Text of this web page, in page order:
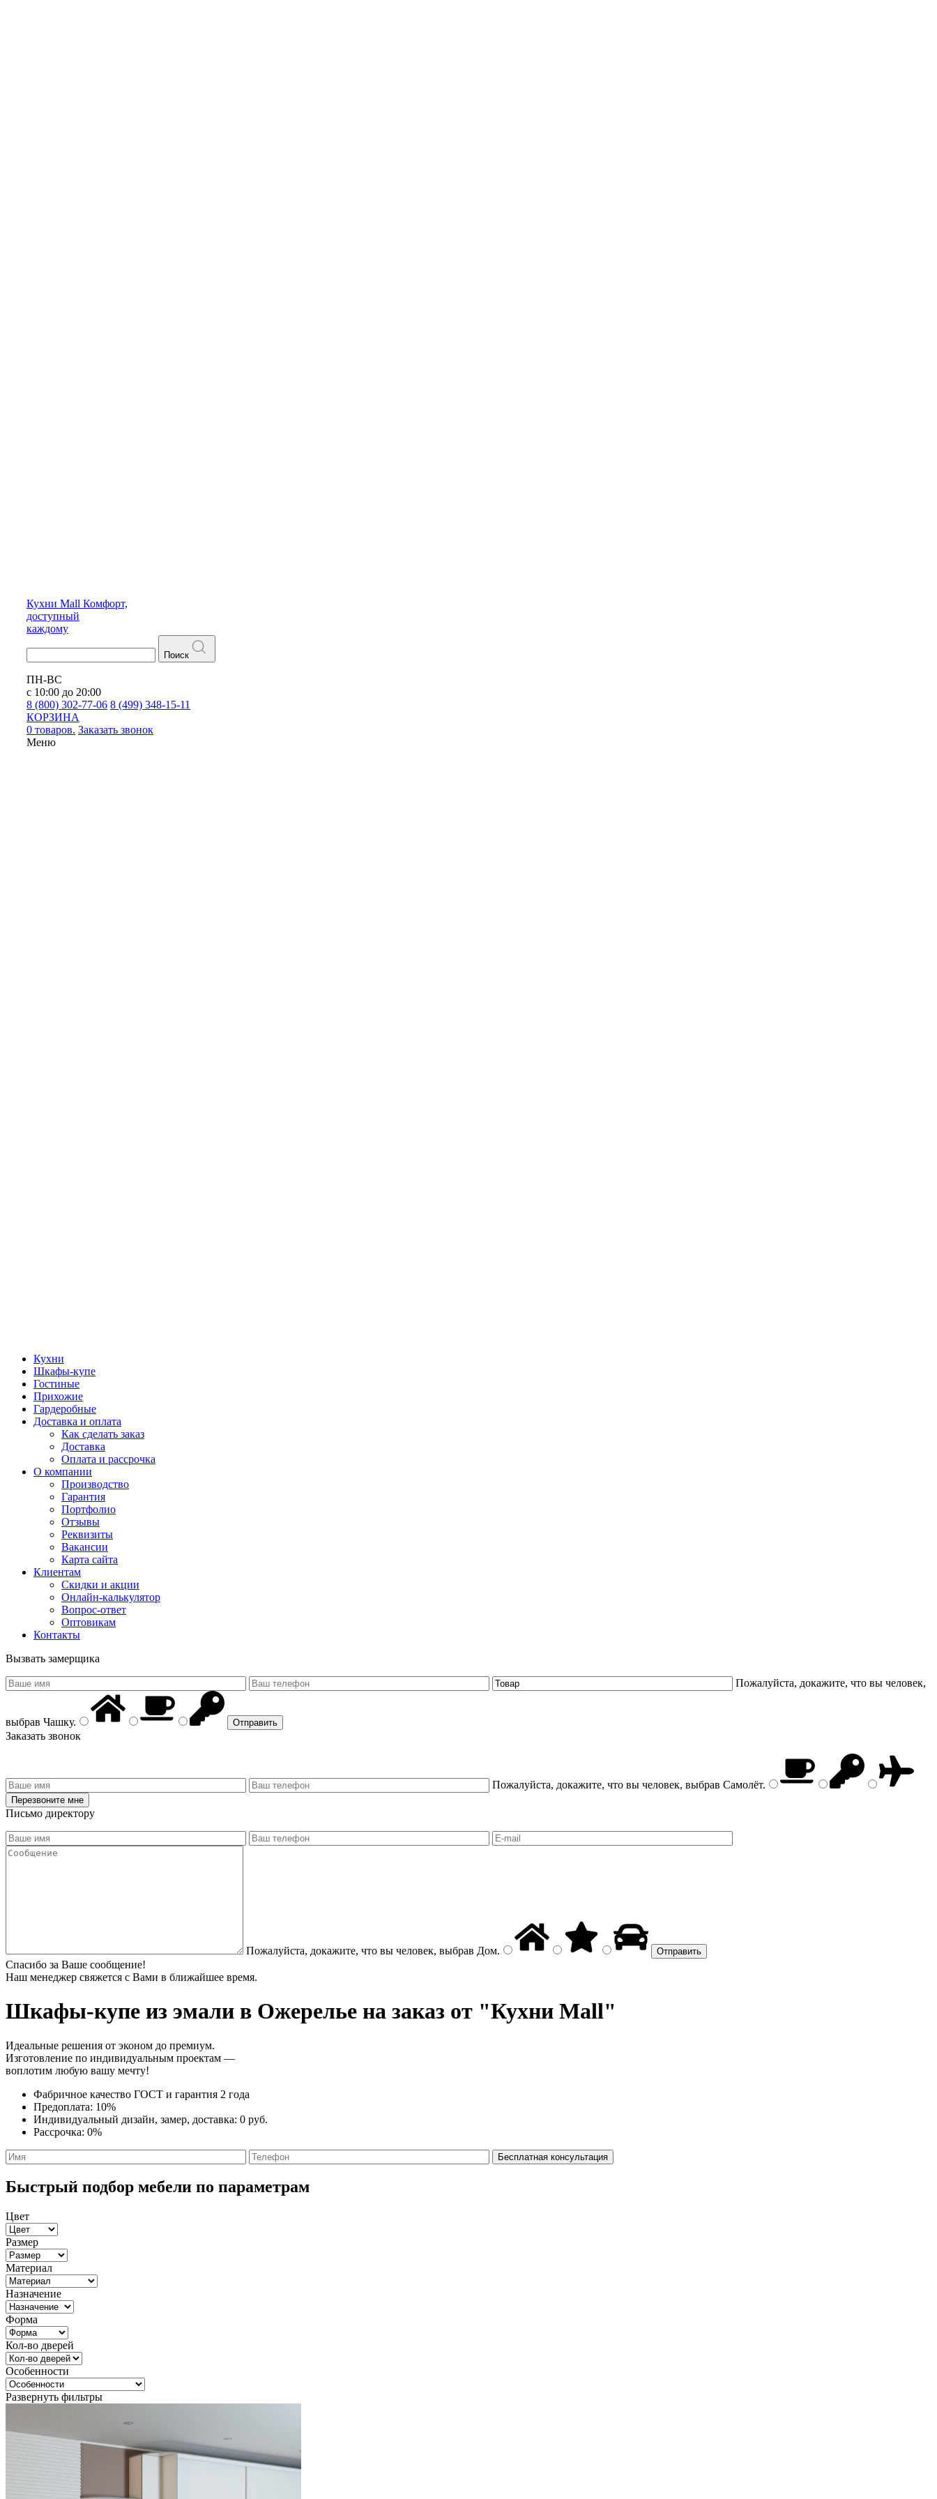
Кухни Mall Комфорт,
доступный
каждому
Поиск
ПН-ВС
с 10:00 до 20:00
8 (800) 302-77-06 8 (499) 348-15-11
КОРЗИНА
0 товаров. Заказать звонок
Меню
Кухни
Шкафы-купе
Гостиные
Прихожие
Гардеробные
Доставка и оплата
Как сделать заказ
Доставка
Оплата и рассрочка
О компании
Производство
Гарантия
Портфолио
Отзывы
Реквизиты
Вакансии
Карта сайта
Клиентам
Скидки и акции
Онлайн-калькулятор
Вопрос-ответ
Оптовикам
Контакты
Вызвать замерщика
Пожалуйста, докажите, что вы человек,
выбрав Чашку.
Заказать звонок
Пожалуйста, докажите, что вы человек, выбрав Самолёт.
Письмо директору
Пожалуйста, докажите, что вы человек, выбрав Дом.
Спасибо за Ваше сообщение!
Наш менеджер свяжется с Вами в ближайшее время.
Шкафы-купе из эмали в Ожерелье на заказ от "Кухни Mall"
Идеальные решения от эконом до премиум.
Изготовление по индивидуальным проектам —
воплотим любую вашу мечту!
Фабричное качество ГОСТ и гарантия 2 года
Предоплата: 10%
Индивидуальный дизайн, замер, доставка: 0 руб.
Рассрочка: 0%
Быстрый подбор мебели по параметрам
Цвет
Размер
Материал
Назначение
Форма
Кол-во дверей
Особенности
Развернуть фильтры